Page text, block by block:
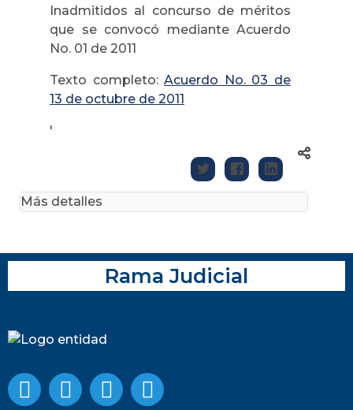
Inadmitidos al concurso de méritos
que se convocó mediante Acuerdo
No. 01 de 2011
Texto completo:Acuerdo No. 03 de
13 de octubre de 2011
'
Más detalles
Rama Judicial